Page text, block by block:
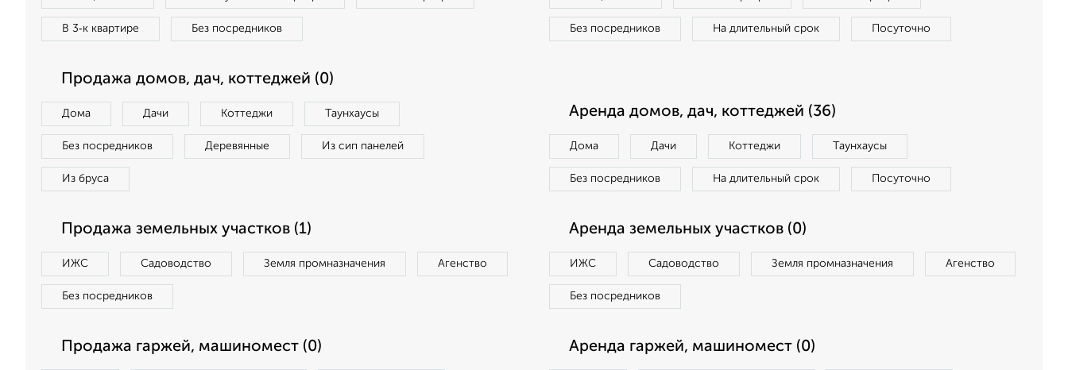
В 3‑к квартире Без посредников Без посредников На длительный срок Посуточно
Продажа домов, дач, коттеджей (0)
Дома Дачи Коттеджи Таунхаусы
Без посредников Деревянные Из сип панелей
Из бруса
Аренда домов, дач, коттеджей (36)
Дома Дачи Коттеджи Таунхаусы
Без посредников На длительный срок Посуточно
Продажа земельных участков (1)
ИЖС Садоводство Земля промназначения Агенство
Без посредников
Аренда земельных участков (0)
ИЖС Садоводство Земля промназначения Агенство
Без посредников
Продажа гаржей, машиномест (0) Аренда гаржей, машиномест (0)